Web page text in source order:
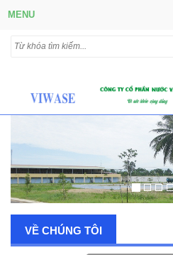
MENU
VỀ CHÚNG TÔI